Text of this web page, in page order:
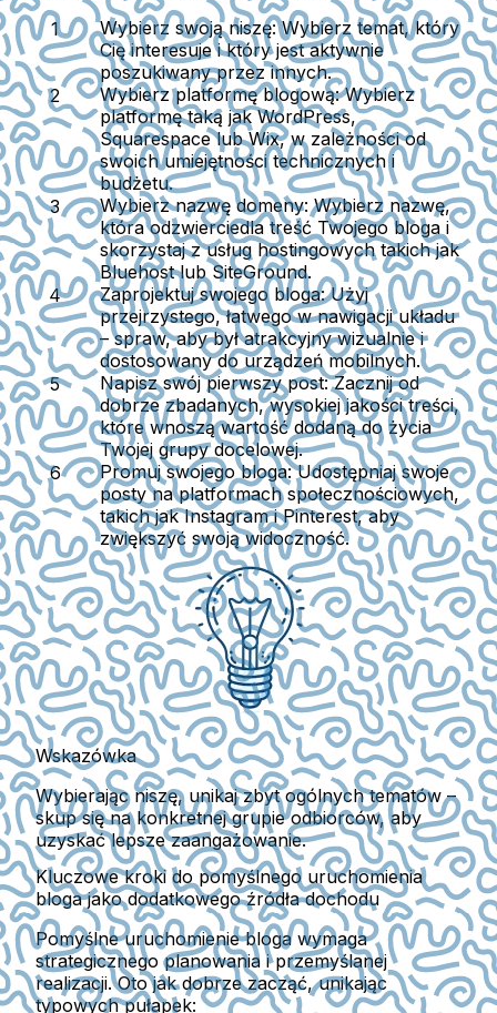
Wybierz swoją niszę: Wybierz temat, który
Cię interesuje i który jest aktywnie
poszukiwany przez innych.
Wybierz platformę blogową: Wybierz
platformę taką jak WordPress,
Squarespace lub Wix, w zależności od
swoich umiejętności technicznych i
budżetu.
Wybierz nazwę domeny: Wybierz nazwę,
która odzwierciedla treść Twojego bloga i
skorzystaj z usług hostingowych takich jak
Bluehost lub SiteGround.
Zaprojektuj swojego bloga: Użyj
przejrzystego, łatwego w nawigacji układu
– spraw, aby był atrakcyjny wizualnie i
dostosowany do urządzeń mobilnych.
Napisz swój pierwszy post: Zacznij od
dobrze zbadanych, wysokiej jakości treści,
które wnoszą wartość dodaną do życia
Twojej grupy docelowej.
Promuj swojego bloga: Udostępniaj swoje
posty na platformach społecznościowych,
takich jak Instagram i Pinterest, aby
zwiększyć swoją widoczność.
Wskazówka
Wybierając niszę, unikaj zbyt ogólnych tematów –
skup się na konkretnej grupie odbiorców, aby
uzyskać lepsze zaangażowanie.
Kluczowe kroki do pomyślnego uruchomienia
bloga jako dodatkowego źródła dochodu
Pomyślne uruchomienie bloga wymaga
strategicznego planowania i przemyślanej
realizacji. Oto jak dobrze zacząć, unikając
typowych pułapek: